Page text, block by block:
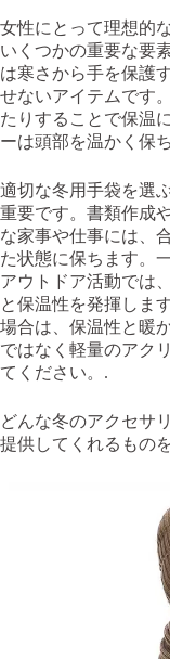
女性にとって理想的
いくつかの重要な要
は寒さから手を保護
せないアイテムです
たりすることで保温
ーは頭部を温かく保
適切な冬用手袋を選
重要です。書類作成
な家事や仕事には、
た状態に保ちます。
アウトドア活動では
と保温性を発揮しま
場合は、保温性と暖
ではなく軽量のアク
てください。.
どんな冬のアクセサ
提供してくれるもの